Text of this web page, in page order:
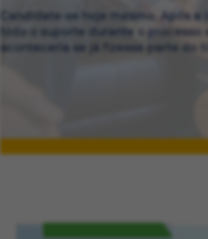
Candidate-se hoje mesmo. Após
todo o suporte durante o
aconteceria se já fizesse parte do